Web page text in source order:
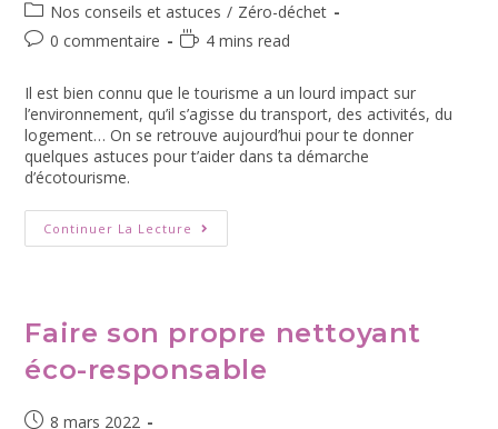
Nos conseils et astuces / Zéro-déchet
0 commentaire
4 mins read
Il est bien connu que le tourisme a un lourd impact sur
l’environnement, qu’il s’agisse du transport, des activités, du
logement… On se retrouve aujourd’hui pour te donner
quelques astuces pour t’aider dans ta démarche
d’écotourisme.
Continuer La Lecture
Faire son propre nettoyant
éco-responsable
8 mars 2022